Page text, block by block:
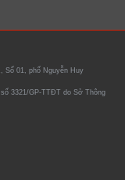
Số 01, phố Nguyễn Huy
3321/GP-TTĐT do Sở Thông